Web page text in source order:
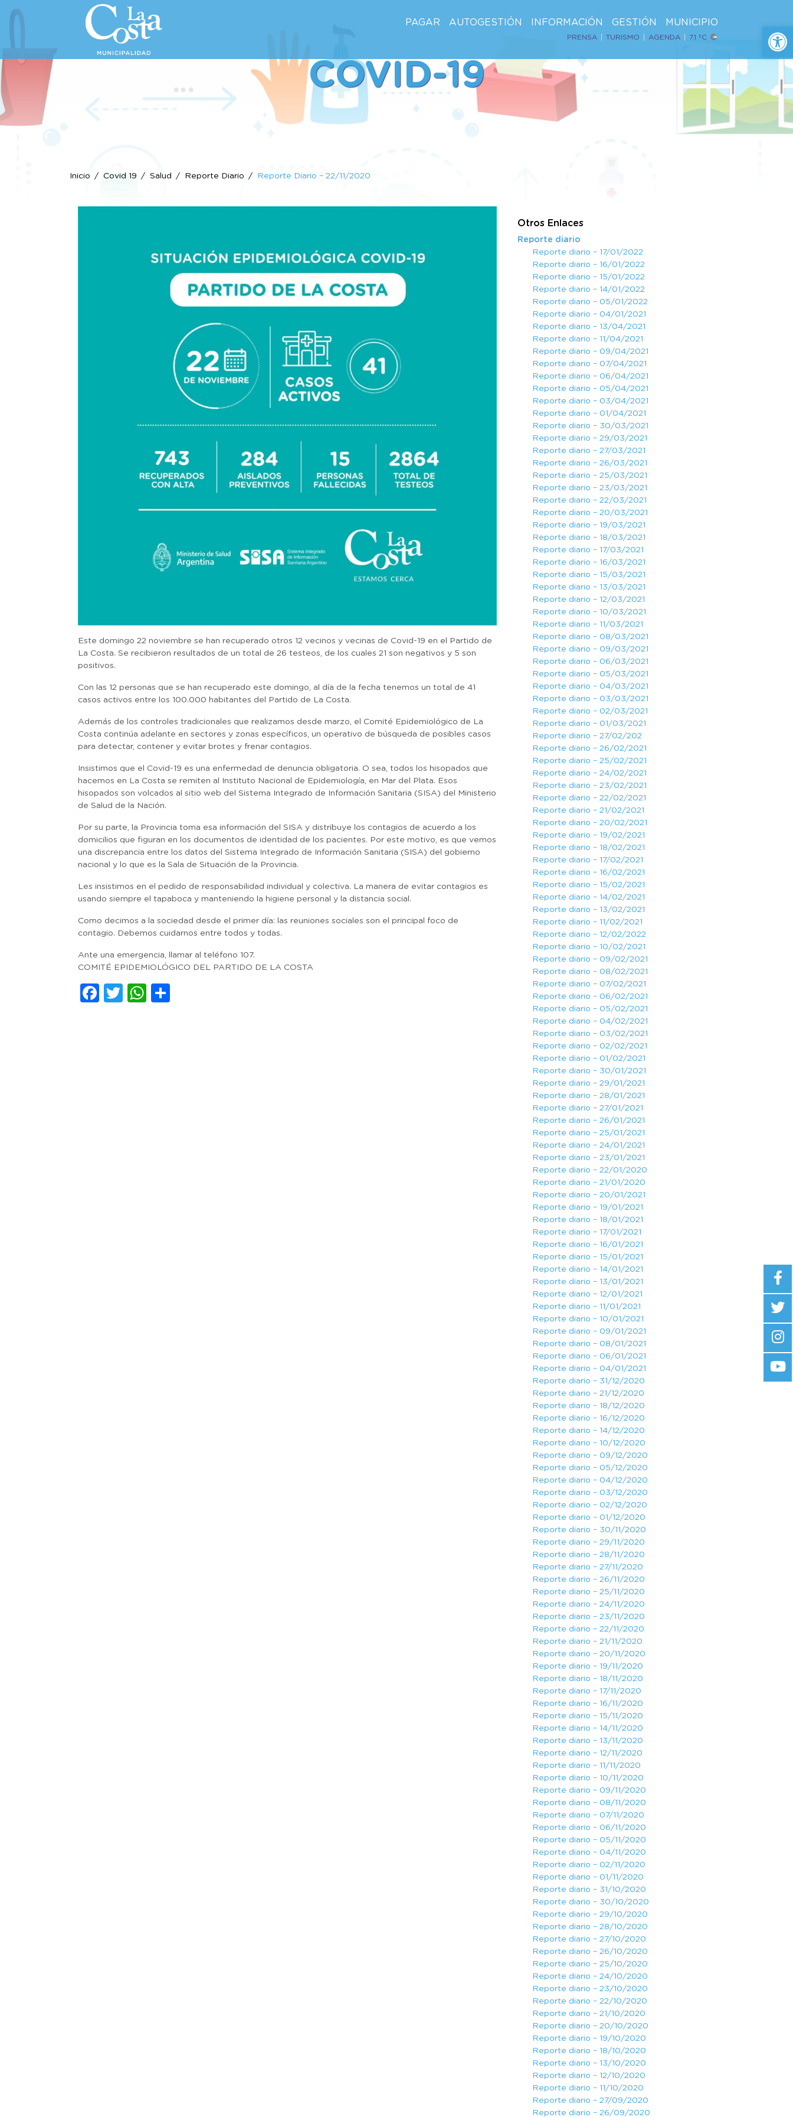
PAGAR AUTOGESTIÓN INFORMACIÓN GESTIÓN MUNICIPIO
PRENSA TURISMO AGENDA 7.1 ºC
COVID-19
Inicio Covid 19 Salud Reporte Diario Reporte Diario – 22/11/2020
Este domingo 22 noviembre se han recuperado otros 12 vecinos y vecinas de Covid-19 en el Partido de
La Costa. Se recibieron resultados de un total de 26 testeos, de los cuales 21 son negativos y 5 son
positivos.
Con las 12 personas que se han recuperado este domingo, al día de la fecha tenemos un total de 41
casos activos entre los 100.000 habitantes del Partido de La Costa.
Además de los controles tradicionales que realizamos desde marzo, el Comité Epidemiológico de La
Costa continúa adelante en sectores y zonas específicos, un operativo de búsqueda de posibles casos
para detectar, contener y evitar brotes y frenar contagios.
Insistimos que el Covid-19 es una enfermedad de denuncia obligatoria. O sea, todos los hisopados que
hacemos en La Costa se remiten al Instituto Nacional de Epidemiología, en Mar del Plata. Esos
hisopados son volcados al sitio web del Sistema Integrado de Información Sanitaria (SISA) del Ministerio
de Salud de la Nación.
Por su parte, la Provincia toma esa información del SISA y distribuye los contagios de acuerdo a los
domicilios que figuran en los documentos de identidad de los pacientes. Por este motivo, es que vemos
una discrepancia entre los datos del Sistema Integrado de Información Sanitaria (SISA) del gobierno
nacional y lo que es la Sala de Situación de la Provincia.
Les insistimos en el pedido de responsabilidad individual y colectiva. La manera de evitar contagios es
usando siempre el tapaboca y manteniendo la higiene personal y la distancia social.
Como decimos a la sociedad desde el primer día: las reuniones sociales son el principal foco de
contagio. Debemos cuidarnos entre todos y todas.
Ante una emergencia, llamar al teléfono 107.
COMITÉ EPIDEMIOLÓGICO DEL PARTIDO DE LA COSTA
Facebook
TwitterWhatsApp
Otros Enlaces
Reporte diario
Reporte diario – 17/01/2022
Reporte diario – 16/01/2022
Reporte diario – 15/01/2022
Reporte diario – 14/01/2022
Reporte diario – 05/01/2022
Reporte diario – 04/01/2021
Reporte diario – 13/04/2021
Reporte diario – 11/04/2021
Reporte diario – 09/04/2021
Reporte diario – 07/04/2021
Reporte diario – 06/04/2021
Reporte diario – 05/04/2021
Reporte diario – 03/04/2021
Reporte diario – 01/04/2021
Reporte diario – 30/03/2021
Reporte diario – 29/03/2021
Reporte diario – 27/03/2021
Reporte diario – 26/03/2021
Reporte diario – 25/03/2021
Reporte diario – 23/03/2021
Reporte diario – 22/03/2021
Reporte diario – 20/03/2021
Reporte diario – 19/03/2021
Reporte diario – 18/03/2021
Reporte diario – 17/03/2021
Reporte diario – 16/03/2021
Reporte diario – 15/03/2021
Reporte diario – 13/03/2021
Reporte diario – 12/03/2021
Reporte diario – 10/03/2021
Reporte diario – 11/03/2021
Reporte diario – 08/03/2021
Reporte diario – 09/03/2021
Reporte diario – 06/03/2021
Reporte diario – 05/03/2021
Reporte diario – 04/03/2021
Reporte diario – 03/03/2021
Reporte diario – 02/03/2021
Reporte diario – 01/03/2021
Reporte diario – 27/02/202
Reporte diario – 26/02/2021
Reporte diario – 25/02/2021
Reporte diario – 24/02/2021
Reporte diario – 23/02/2021
Reporte diario – 22/02/2021
Reporte diario – 21/02/2021
Reporte diario – 20/02/2021
Reporte diario – 19/02/2021
Reporte diario – 18/02/2021
Reporte diario – 17/02/2021
Reporte diario – 16/02/2021
Reporte diario – 15/02/2021
Reporte diario – 14/02/2021
Reporte diario – 13/02/2021
Reporte diario – 11/02/2021
Reporte diario – 12/02/2022
Reporte diario – 10/02/2021
Reporte diario – 09/02/2021
Reporte diario – 08/02/2021
Reporte diario – 07/02/2021
Reporte diario – 06/02/2021
Reporte diario – 05/02/2021
Reporte diario – 04/02/2021
Reporte diario – 03/02/2021
Reporte diario – 02/02/2021
Reporte diario – 01/02/2021
Reporte diario – 30/01/2021
Reporte diario – 29/01/2021
Reporte diario – 28/01/2021
Reporte diario – 27/01/2021
Reporte diario – 26/01/2021
Reporte diario – 25/01/2021
Reporte diario – 24/01/2021
Reporte diario – 23/01/2021
Reporte diario – 22/01/2020
Reporte diario – 21/01/2020
Reporte diario – 20/01/2021
Reporte diario – 19/01/2021
Reporte diario – 18/01/2021
Reporte diario – 17/01/2021
Reporte diario – 16/01/2021
Reporte diario – 15/01/2021
Reporte diario – 14/01/2021
Reporte diario – 13/01/2021
Reporte diario – 12/01/2021
Reporte diario – 11/01/2021
Reporte diario – 10/01/2021
Reporte diario – 09/01/2021
Reporte diario – 08/01/2021
Reporte diario – 06/01/2021
Reporte diario – 04/01/2021
Reporte diario – 31/12/2020
Reporte diario – 21/12/2020
Reporte diario – 18/12/2020
Reporte diario – 16/12/2020
Reporte diario – 14/12/2020
Reporte diario – 10/12/2020
Reporte diario – 09/12/2020
Reporte diario – 05/12/2020
Reporte diario – 04/12/2020
Reporte diario – 03/12/2020
Reporte diario – 02/12/2020
Reporte diario – 01/12/2020
Reporte diario – 30/11/2020
Reporte diario – 29/11/2020
Reporte diario – 28/11/2020
Reporte diario – 27/11/2020
Reporte diario – 26/11/2020
Reporte diario – 25/11/2020
Reporte diario – 24/11/2020
Reporte diario – 23/11/2020
Reporte diario – 22/11/2020
Reporte diario – 21/11/2020
Reporte diario – 20/11/2020
Reporte diario – 19/11/2020
Reporte diario – 18/11/2020
Reporte diario – 17/11/2020
Reporte diario – 16/11/2020
Reporte diario – 15/11/2020
Reporte diario – 14/11/2020
Reporte diario – 13/11/2020
Reporte diario – 12/11/2020
Reporte diario – 11/11/2020
Reporte diario – 10/11/2020
Reporte diario – 09/11/2020
Reporte diario – 08/11/2020
Reporte diario – 07/11/2020
Reporte diario – 06/11/2020
Reporte diario – 05/11/2020
Reporte diario – 04/11/2020
Reporte diario – 02/11/2020
Reporte diario – 01/11/2020
Reporte diario – 31/10/2020
Reporte diario – 30/10/2020
Reporte diario – 29/10/2020
Reporte diario – 28/10/2020
Reporte diario – 27/10/2020
Reporte diario – 26/10/2020
Reporte diario – 25/10/2020
Reporte diario – 24/10/2020
Reporte diario – 23/10/2020
Reporte diario – 22/10/2020
Reporte diario – 21/10/2020
Reporte diario – 20/10/2020
Reporte diario – 19/10/2020
Reporte diario – 18/10/2020
Reporte diario – 13/10/2020
Reporte diario – 12/10/2020
Reporte diario – 11/10/2020
Reporte diario – 27/09/2020
Reporte diario – 26/09/2020